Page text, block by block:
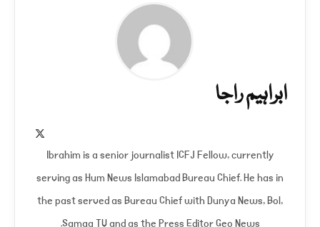
ابراہیم راجا
Ibrahim is a senior journalist ICFJ Fellow, currently
serving as Hum News Islamabad Bureau Chief. He has in
the past served as Bureau Chief with Dunya News, Bol,
Samaa TV and as the Press Editor Geo News.